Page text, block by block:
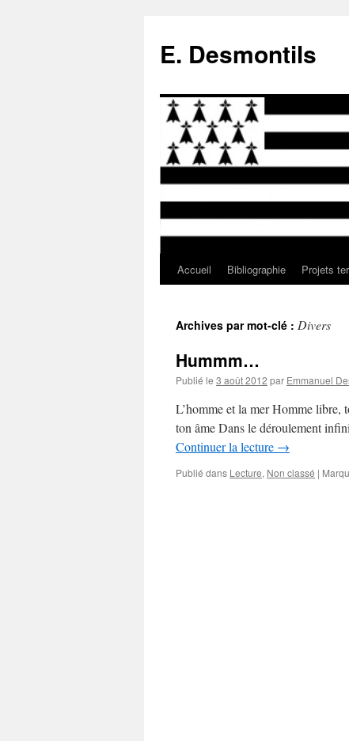
E. Desmontils
Aller
contenu
Accueil Bibliographie Projets
Archives par mot-clé : Divers
Hummm…
Publié le 3 août 2012 par Emmanuel
L’homme et la mer Homme libre,
ton âme Dans le déroulement
Continuer la lecture →
Publié dans Lecture, Non classé |